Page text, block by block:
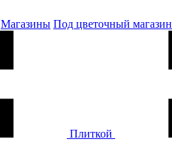
Магазины Под цветочный магазин
Плиткой